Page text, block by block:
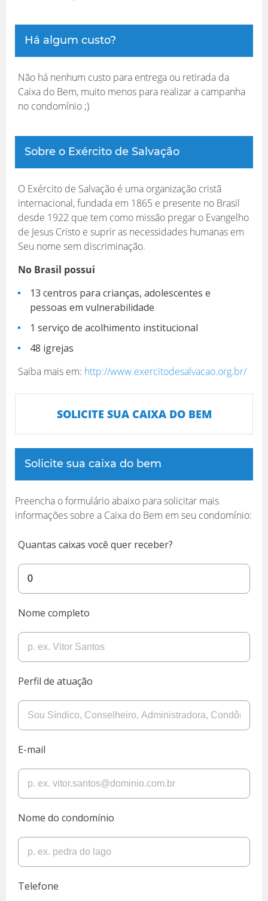
Há algum custo?
Não há nenhum custo para entrega ou retirada da
Caixa do Bem, muito menos para realizar a campanha
no condomínio ;)
Sobre o Exército de Salvação
O Exército de Salvação é uma organização cristã
internacional, fundada em 1865 e presente no Brasil
desde 1922 que tem como missão pregar o Evangelho
de Jesus Cristo e suprir as necessidades humanas em
Seu nome sem discriminação.
No Brasil possui
13 centros para crianças, adolescentes e
pessoas em vulnerabilidade
1 serviço de acolhimento institucional
48 igrejas
Saiba mais em: http://www.exercitodesalvacao.org.br/
SOLICITE SUA CAIXA DO BEM
Solicite sua caixa do bem
Preencha o formulário abaixo para solicitar mais
informações sobre a Caixa do Bem em seu condomínio:
Quantas caixas você quer receber?
Nome completo
Perfil de atuação
E-mail
Nome do condomínio
Telefone